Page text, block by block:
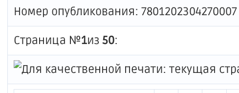
Номер опубликования: 7801202304270007
Страница №1из 50: